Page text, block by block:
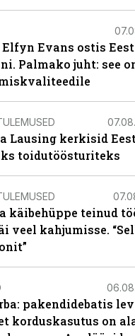
Evans ostis
Palmako juht: see
Lausing kerkisid
toidutöösturiteks
käibehüppe teinud
veel kahjumisse.
pakendidebatis
korduskasutus on